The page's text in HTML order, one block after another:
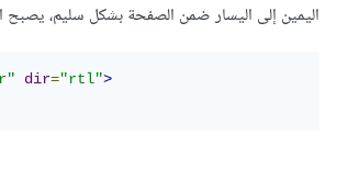
اليمين إلى اليسار ضمن الصفحة بشكل سليم، يصبح
dir="rtl">